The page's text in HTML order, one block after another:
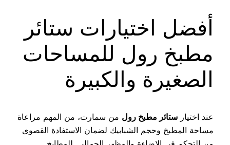
أفضل اختيارات ستائر
مطبخ رول للمساحات
الصغيرة والكبيرة
عند اختيار ستائر مطبخ رول من سمارت، من المهم مراعاة
مساحة المطبخ وحجم الشبابيك لضمان الاستفادة القصوى